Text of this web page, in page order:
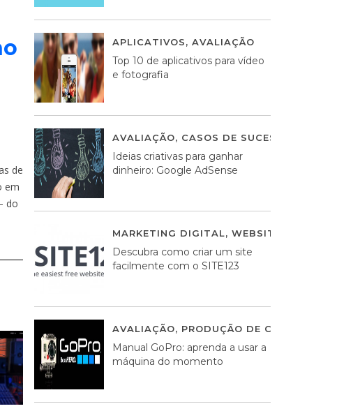
de
em
do
APLICATIVOS,AVALIAÇÃO
Top 10 de aplicativos para vídeo
e fotografia
AVALIAÇÃO, CASOS DE SUCESSO DE
Ideias criativas para ganhar
dinheiro: Google AdSense
MARKETING DIGITAL,WEBSITES
Descubra como criar um site
facilmente com o SITE123
AVALIAÇÃO, PRODUÇÃO DE CONTEÚDOS
Manual GoPro: aprenda a usar a
máquina do momento